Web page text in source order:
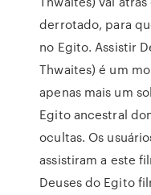
derrotado, para
no Egito. Assistir
Thwaites) é um
apenas mais um
Egito ancestral
ocultas. Os
assistiram a este
Deuses do Egito